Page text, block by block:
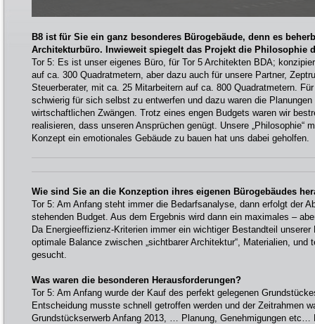
B8 ist für Sie ein ganz besonderes Bürogebäude, denn es
Architekturbüro. Inwieweit spiegelt das Projekt die Philosophie
Tor 5: Es ist unser eigenes Büro, für Tor 5 Architekten BDA;
auf ca. 300 Quadratmetern, aber dazu auch für unsere Partner,
Steuerberater, mit ca. 25 Mitarbeitern auf ca. 800 Quadratmetern.
schwierig für sich selbst zu entwerfen und dazu waren die
wirtschaftlichen Zwängen. Trotz eines engen Budgets waren wir
realisieren, dass unseren Ansprüchen genügt. Unsere „Philosophie“
Konzept ein emotionales Gebäude zu bauen hat uns dabei geholfen.
Wie sind Sie an die Konzeption ihres eigenen Bürogebäudes
Tor 5: Am Anfang steht immer die Bedarfsanalyse, dann erfolgt der
stehenden Budget. Aus dem Ergebnis wird dann ein maximales –
Da Energieeffizienz-Kriterien immer ein wichtiger Bestandteil unserer
optimale Balance zwischen „sichtbarer Architektur“, Materialien, und
gesucht.
Was waren die besonderen Herausforderungen?
Tor 5: Am Anfang wurde der Kauf des perfekt gelegenen
Entscheidung musste schnell getroffen werden und der Zeitrahmen
Grundstückserwerb Anfang 2013, … Planung, Genehmigungen etc…